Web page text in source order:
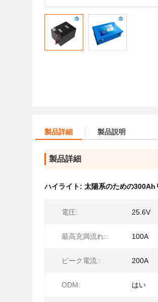
製品詳細 製品説明
製品詳細
ハイライト: 太陽系のための300Ah
電圧: 25.6V
最高充満流れ:: 100A
ピーク電流:: 200A
ODM: はい